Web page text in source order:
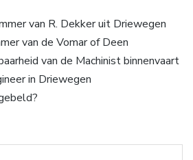
van R. Dekker uit Driewegen
van de Vomar of Deen
van de Machinist binnenvaart
in Driewegen